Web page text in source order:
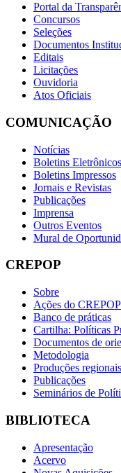
Portal da
Concursos
Seleções
Documentos
Editais
Licitações
Ouvidoria
Atos Oficiais
COMUNICAÇÃO
Notícias
Boletins Eletrônicos
Boletins Impressos
Jornais e Revistas
Publicações
Imprensa
Outros Eventos
Mural de
CREPOP
Sobre
Ações do
Banco de práticas
Cartilha: Políticas
Documentos de
Metodologia
Produções regionais
Publicações
Seminários de
BIBLIOTECA
Apresentação
Acervo